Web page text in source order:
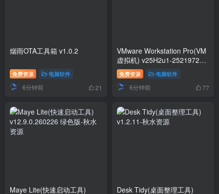
烟雨OTA工具箱 v1.0.2
免费资源 电脑软件
6分钟前 21
VMware Workstation Pro(VM
虚拟机) v25H2u1-25219725
官方版
免费资源 电脑软件
6分钟前 77
Maye Lite(快速启动工具)
Desk Tidy(桌面整理工具)